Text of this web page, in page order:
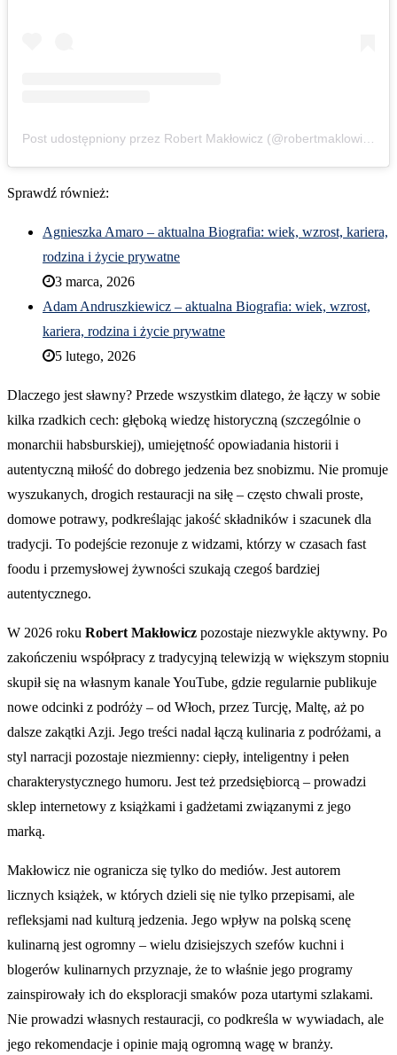
Sprawdź również:
Agnieszka Amaro – aktualna Biografia: wiek, wzrost, kariera,
rodzina i życie prywatne
3 marca, 2026
Adam Andruszkiewicz – aktualna Biografia: wiek, wzrost,
kariera, rodzina i życie prywatne
5 lutego, 2026
Dlaczego jest sławny? Przede wszystkim dlatego, że łączy w sobie
kilka rzadkich cech: głęboką wiedzę historyczną (szczególnie o
monarchii habsburskiej), umiejętność opowiadania historii i
autentyczną miłość do dobrego jedzenia bez snobizmu. Nie promuje
wyszukanych, drogich restauracji na siłę – często chwali proste,
domowe potrawy, podkreślając jakość składników i szacunek dla
tradycji. To podejście rezonuje z widzami, którzy w czasach fast
foodu i przemysłowej żywności szukają czegoś bardziej
autentycznego.
W 2026 roku Robert Makłowicz pozostaje niezwykle aktywny. Po
zakończeniu współpracy z tradycyjną telewizją w większym stopniu
skupił się na własnym kanale YouTube, gdzie regularnie publikuje
nowe odcinki z podróży – od Włoch, przez Turcję, Maltę, aż po
dalsze zakątki Azji. Jego treści nadal łączą kulinaria z podróżami, a
styl narracji pozostaje niezmienny: ciepły, inteligentny i pełen
charakterystycznego humoru. Jest też przedsiębiorcą – prowadzi
sklep internetowy z książkami i gadżetami związanymi z jego
marką.
Makłowicz nie ogranicza się tylko do mediów. Jest autorem
licznych książek, w których dzieli się nie tylko przepisami, ale
refleksjami nad kulturą jedzenia. Jego wpływ na polską scenę
kulinarną jest ogromny – wielu dzisiejszych szefów kuchni i
blogerów kulinarnych przyznaje, że to właśnie jego programy
zainspirowały ich do eksploracji smaków poza utartymi szlakami.
Nie prowadzi własnych restauracji, co podkreśla w wywiadach, ale
jego rekomendacje i opinie mają ogromną wagę w branży.